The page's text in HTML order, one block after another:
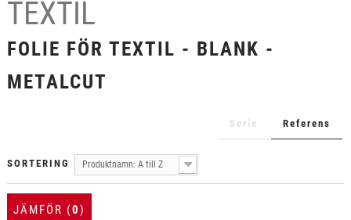
TEXTIL
SKYDDSFILM
VERKTYG & TILLBEHÖR
TEXTIL
FOLIE FÖR TEXTIL - BLANK -
METALCUT
Referens
Serie
SORTERING Produktnamn: A till Z
JÄMFÖR (0)